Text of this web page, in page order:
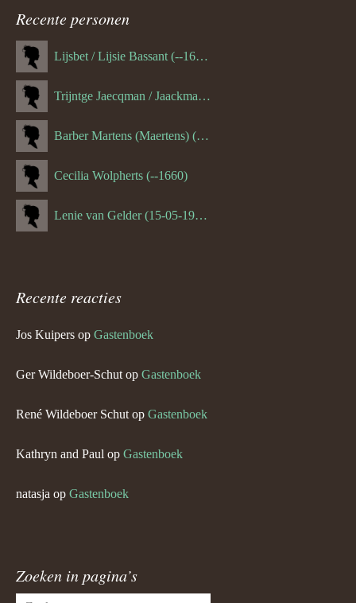
navigatie
Recente personen
Lijsbet / Lijsie Bassant (--1687)
Trijntge Jaecqman / Jaackman (--1651)
Barber Martens (Maertens) (--1658)
Cecilia Wolpherts (--1660)
Lenie van Gelder (15-05-1970)
Recente reacties
Jos Kuipers op Gastenboek
Ger Wildeboer-Schut op Gastenboek
René Wildeboer Schut op Gastenboek
Kathryn and Paul op Gastenboek
natasja op Gastenboek
Zoeken in pagina’s